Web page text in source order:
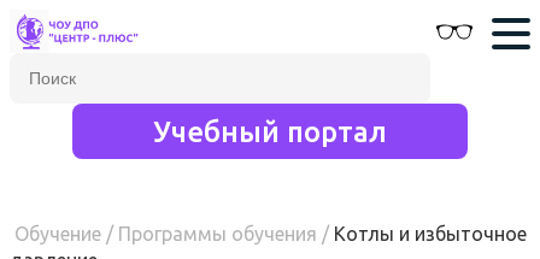
Учебный портал
Обучение / Программы обучения / Котлы и избыточное